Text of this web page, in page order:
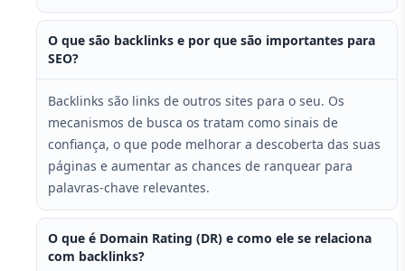
O que são backlinks e por que são importantes para
SEO?
Backlinks são links de outros sites para o seu. Os
mecanismos de busca os tratam como sinais de
confiança, o que pode melhorar a descoberta das suas
páginas e aumentar as chances de ranquear para
palavras-chave relevantes.
O que é Domain Rating (DR) e como ele se relaciona
com backlinks?